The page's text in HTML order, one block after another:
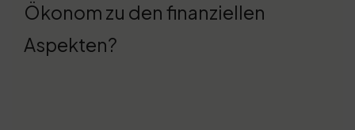
Ökonom zu den finanziellen
Aspekten?